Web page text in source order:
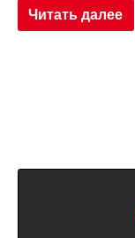
Читать далее